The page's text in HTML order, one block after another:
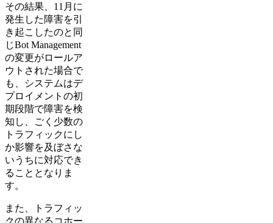
その結果、11月に
発生した障害を引
き起こしたのと同
じBot Management
の変更がロールア
ウトされた場合で
も、システムはデ
プロイメントの初
期段階で障害を検
知し、ごく少数の
トラフィックにし
か影響を及ぼさな
いうちに対応でき
ることとなりま
す。
また、トラフィッ
クの異なるコホー